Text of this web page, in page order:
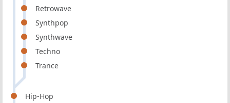
Retrowave
Synthpop
Synthwave
Techno
Trance
Hip-Hop